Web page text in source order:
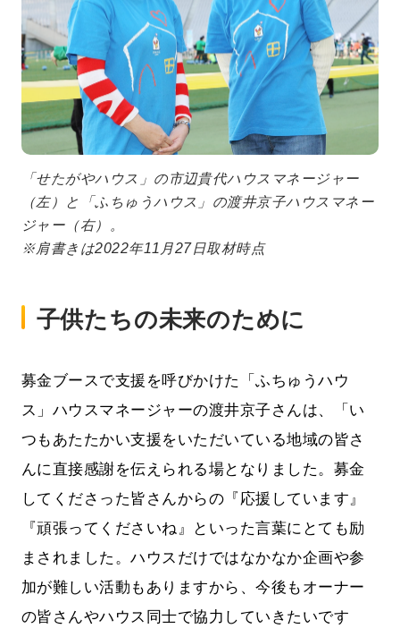
「せたがやハウス」の市辺貴代ハウスマネージャー
（左）と「ふちゅうハウス」の渡井京子ハウスマネー
ジャー（右）。
※肩書きは2022年11月27日取材時点
子供たちの未来のために
募金ブースで支援を呼びかけた「ふちゅうハウ
ス」ハウスマネージャーの渡井京子さんは、「い
つもあたたかい支援をいただいている地域の皆さ
んに直接感謝を伝えられる場となりました。募金
してくださった皆さんからの『応援しています』
『頑張ってくださいね』といった言葉にとても励
まされました。ハウスだけではなかなか企画や参
加が難しい活動もありますから、今後もオーナー
の皆さんやハウス同士で協力していきたいです